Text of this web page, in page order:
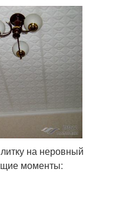
на неровный
моменты: